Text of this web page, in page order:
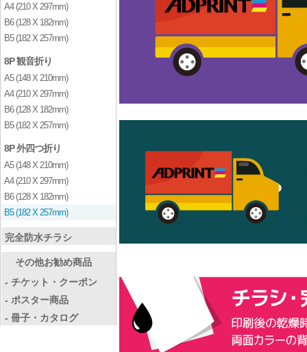
A4 (210 X 297mm)
B6 (128 X 182mm)
B5 (182 X 257mm)
8P 観音折り
A5 (148 X 210mm)
A4 (210 X 297mm)
B6 (128 X 182mm)
B5 (182 X 257mm)
8P 外四つ折り
A5 (148 X 210mm)
A4 (210 X 297mm)
B6 (128 X 182mm)
B5 (182 X 257mm)
完全防水チラシ
その他お勧め商品
- チケット・クーポン
- ポスター商品
- 冊子・カタログ